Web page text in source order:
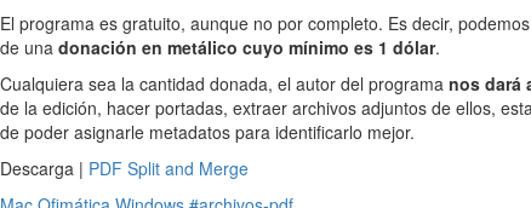
El programa es gratuito, aunque no por completo. Es decir,
de una donación en metálico cuyo mínimo es 1 dólar.
Cualquiera sea la cantidad donada, el autor del programa nos dará
de la edición, hacer portadas, extraer archivos adjuntos de ellos,
de poder asignarle metadatos para identificarlo mejor.
Descarga | PDF Split and Merge